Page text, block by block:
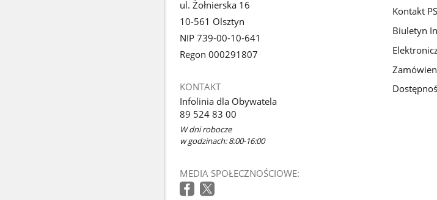
ul. Żołnierska 16
10-561 Olsztyn
NIP 739-00-10-641
Regon 000291807
KONTAKT
Infolinia dla Obywatela
89 524 83 00
W dni robocze
w godzinach: 8:00-16:00
MEDIA SPOŁECZNOŚCIOWE:
Kontakt
Biuletyn